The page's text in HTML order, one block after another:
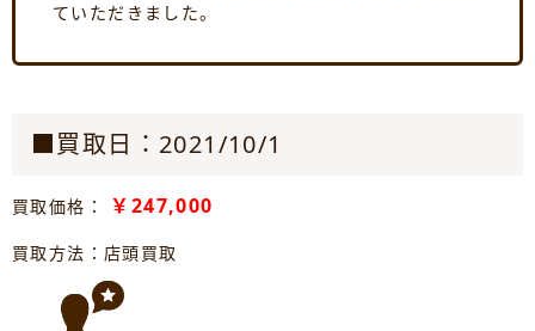
ていただきました。
■買取日：2021/10/1
買取価格： ￥247,000
買取方法：店頭買取